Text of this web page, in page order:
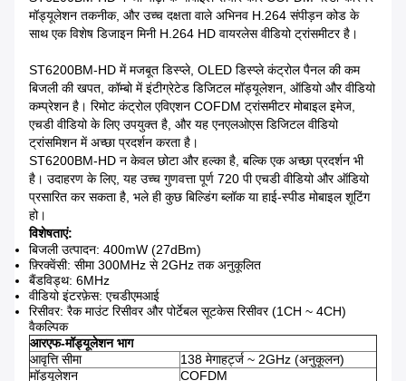
मॉड्यूलेशन तकनीक, और उच्च दक्षता वाले अभिनव H.264 संपीड़न कोड के
साथ एक विशेष डिजाइन मिनी H.264 HD वायरलेस वीडियो ट्रांसमीटर है।
ST6200BM-HD में मजबूत डिस्प्ले, OLED डिस्प्ले कंट्रोल पैनल की कम
बिजली की खपत, कॉम्बो में इंटीग्रेटेड डिजिटल मॉड्यूलेशन, ऑडियो और वीडियो
कम्प्रेशन है। रिमोट कंट्रोल एविएशन COFDM ट्रांसमीटर मोबाइल इमेज,
एचडी वीडियो के लिए उपयुक्त है, और यह एनएलओएस डिजिटल वीडियो
ट्रांसमिशन में अच्छा प्रदर्शन करता है।
ST6200BM-HD न केवल छोटा और हल्का है, बल्कि एक अच्छा प्रदर्शन भी
है। उदाहरण के लिए, यह उच्च गुणवत्ता पूर्ण 720 पी एचडी वीडियो और ऑडियो
प्रसारित कर सकता है, भले ही कुछ बिल्डिंग ब्लॉक या हाई-स्पीड मोबाइल शूटिंग
हो।
विशेषताएं:
बिजली उत्पादन: 400mW (27dBm)
फ़्रिक्वेंसी: सीमा 300MHz से 2GHz तक अनुकूलित
बैंडविड्थ: 6MHz
वीडियो इंटरफ़ेस: एचडीएमआई
रिसीवर: रैक माउंट रिसीवर और पोर्टेबल सूटकेस रिसीवर (1CH ~ 4CH)
वैकल्पिक
आरएफ-मॉड्यूलेशन भाग
आवृत्ति सीमा
138 मेगाहर्ट्ज ~ 2GHz (अनुकूलन)
मॉड्यूलेशन
COFDM